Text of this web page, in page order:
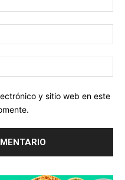
y sitio web en este